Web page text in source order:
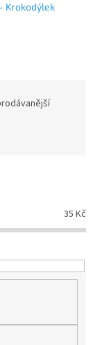
Krokodýlek
35 Kč